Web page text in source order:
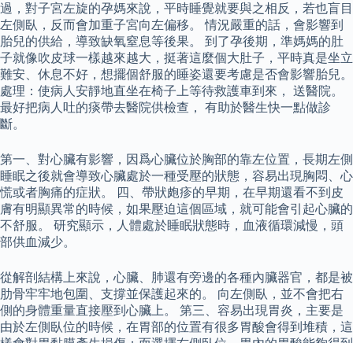
過，對子宮左旋的孕媽來說，平時睡覺就要與之相反，若也盲目
左側臥，反而會加重子宮向左偏移。 情況嚴重的話，會影響到
胎兒的供給，導致缺氧窒息等後果。 到了孕後期，準媽媽的肚
子就像吹皮球一樣越來越大，挺著這麼個大肚子，平時真是坐立
難安、休息不好，想擺個舒服的睡姿還要考慮是否會影響胎兒。
處理：使病人安靜地直坐在椅子上等待救護車到來， 送醫院。
最好把病人吐的痰帶去醫院供檢查， 有助於醫生快一點做診
斷。
第一、對心臟有影響，因爲心臟位於胸部的靠左位置，長期左側
睡眠之後就會導致心臟處於一種受壓的狀態，容易出現胸悶、心
慌或者胸痛的症狀。 四、帶狀皰疹的早期，在早期還看不到皮
膚有明顯異常的時候，如果壓迫這個區域，就可能會引起心臟的
不舒服。 研究顯示，人體處於睡眠狀態時，血液循環減慢，頭
部供血減少。
從解剖結構上來說，心臟、肺還有旁邊的各種內臟器官，都是被
肋骨牢牢地包圍、支撐並保護起來的。 向左側臥，並不會把右
側的身體重量直接壓到心臟上。 第三、容易出現胃炎，主要是
由於左側臥位的時候，在胃部的位置有很多胃酸會得到堆積，這